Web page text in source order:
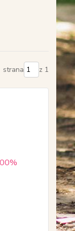
strana z 1